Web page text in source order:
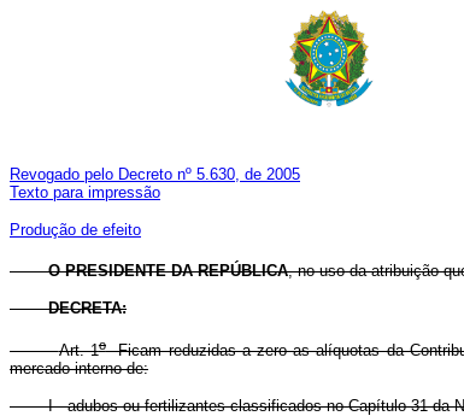
Revogado pelo Decreto nº 5.630, de 2005
Texto para impressão
Produção de efeito
O PRESIDENTE DA REPÚBLICA, no uso da atribuição
DECRETA:
Art. 1oFicam reduzidas a zero as alíquotas da
mercado interno de:
I - adubos ou fertilizantes classificados no Capítulo 31 da